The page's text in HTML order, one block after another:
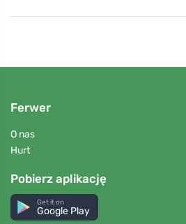
Ferwer
O nas
Hurt
Pobierz aplikację
Get it on
Google Play